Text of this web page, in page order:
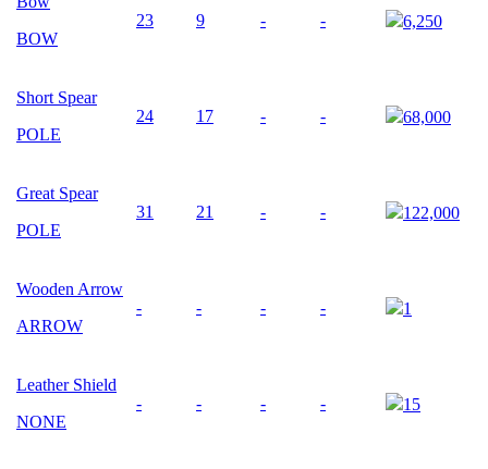
BOW
23 9 - - 6,250
Short Spear
POLE
24 17 - - 68,000
Great Spear
POLE
31 21 - - 122,000
Wooden Arrow
ARROW
- - - - 1
Leather Shield
NONE
- - - - 15